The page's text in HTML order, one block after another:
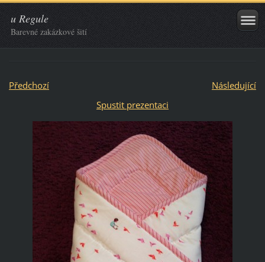
u Regule
Barevné zakázkové šití
Předchozí
Následující
Spustit prezentaci